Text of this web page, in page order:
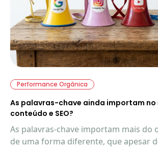
Performance Orgânica
As palavras-chave ainda importam no
conteúdo e SEO?
As palavras-chave importam mais do
de uma forma diferente, que apesar